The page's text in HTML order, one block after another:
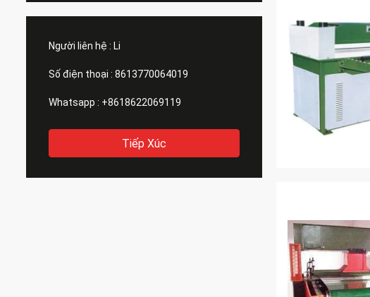
Người liên hệ : Li
Số điện thoại : 8613770064019
Whatsapp : +8618622069119
Tiếp Xúc